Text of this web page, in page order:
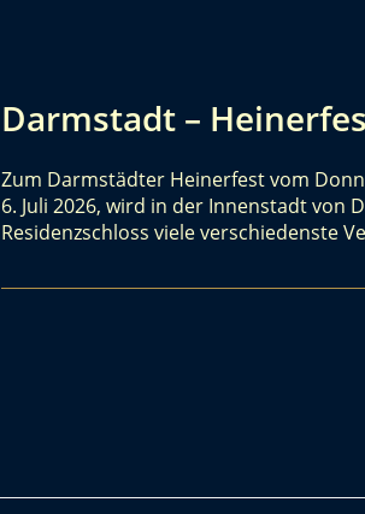
Darmstadt –
Zum Darmstädter Heinerfest vom
6. Juli 2026, wird in der Innenstadt
Residenzschloss viele verschiedenste